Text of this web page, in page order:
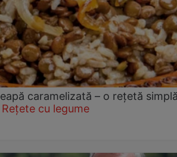
caramelizată – o rețetă
Rețete cu legume